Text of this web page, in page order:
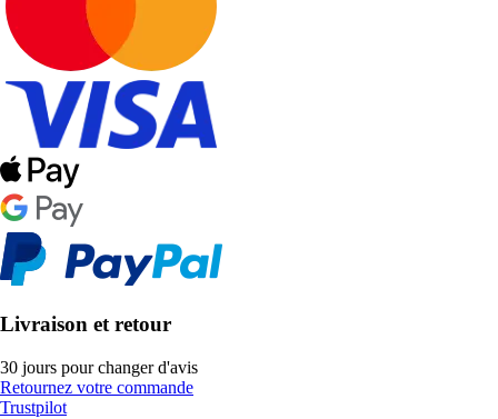
Livraison et retour
30 jours pour changer d'avis
Retournez votre commande
Trustpilot